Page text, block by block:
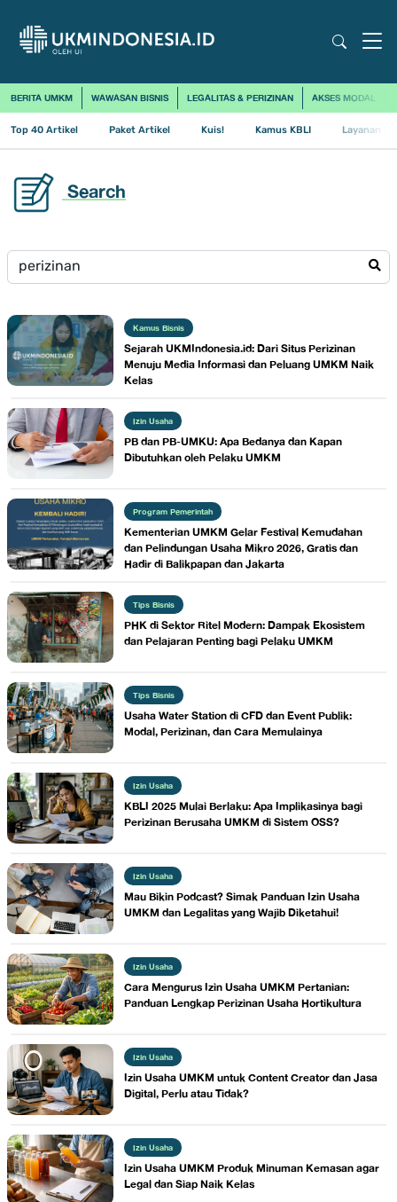
BERITA UMKM WAWASAN BISNIS LEGALITAS & PERIZINAN AKSES MODAL
Top 40 Artikel Paket Artikel Kuis! Kamus KBLI Layanan
Search
Kamus Bisnis
Sejarah UKMIndonesia.id: Dari Situs Perizinan
Menuju Media Informasi dan Peluang UMKM Naik
Kelas
Izin Usaha
PB dan PB-UMKU: Apa Bedanya dan Kapan
Dibutuhkan oleh Pelaku UMKM
Program Pemerintah
Kementerian UMKM Gelar Festival Kemudahan
dan Pelindungan Usaha Mikro 2026, Gratis dan
Hadir di Balikpapan dan Jakarta
Tips Bisnis
PHK di Sektor Ritel Modern: Dampak Ekosistem
dan Pelajaran Penting bagi Pelaku UMKM
Tips Bisnis
Usaha Water Station di CFD dan Event Publik:
Modal, Perizinan, dan Cara Memulainya
Izin Usaha
KBLI 2025 Mulai Berlaku: Apa Implikasinya bagi
Perizinan Berusaha UMKM di Sistem OSS?
Izin Usaha
Mau Bikin Podcast? Simak Panduan Izin Usaha
UMKM dan Legalitas yang Wajib Diketahui!
Izin Usaha
Cara Mengurus Izin Usaha UMKM Pertanian:
Panduan Lengkap Perizinan Usaha Hortikultura
Izin Usaha
Izin Usaha UMKM untuk Content Creator dan Jasa
Digital, Perlu atau Tidak?
Izin Usaha
Izin Usaha UMKM Produk Minuman Kemasan agar
Legal dan Siap Naik Kelas